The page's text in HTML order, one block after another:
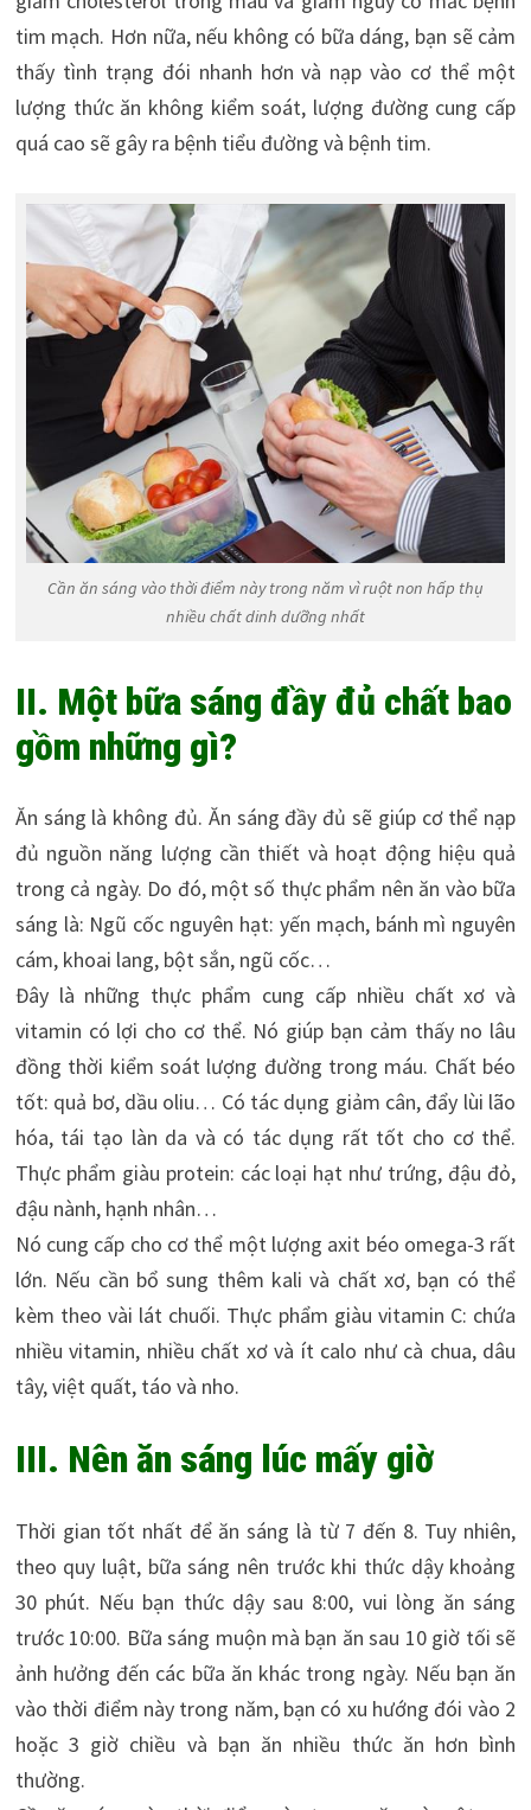
tim mạch. Hơn nữa, nếu không có bữa dáng, bạn sẽ cảm
thấy tình trạng đói nhanh hơn và nạp vào cơ thể một
lượng thức ăn không kiểm soát, lượng đường cung cấp
quá cao sẽ gây ra bệnh tiểu đường và bệnh tim.
Cần ăn sáng vào thời điểm này trong năm vì ruột non hấp thụ
nhiều chất dinh dưỡng nhất
II. Một bữa sáng đầy đủ chất bao
gồm những gì?
Ăn sáng là không đủ. Ăn sáng đầy đủ sẽ giúp cơ thể nạp
đủ nguồn năng lượng cần thiết và hoạt động hiệu quả
trong cả ngày. Do đó, một số thực phẩm nên ăn vào bữa
sáng là: Ngũ cốc nguyên hạt: yến mạch, bánh mì nguyên
cám, khoai lang, bột sắn, ngũ cốc…
Đây là những thực phẩm cung cấp nhiều chất xơ và
vitamin có lợi cho cơ thể. Nó giúp bạn cảm thấy no lâu
đồng thời kiểm soát lượng đường trong máu. Chất béo
tốt: quả bơ, dầu oliu… Có tác dụng giảm cân, đẩy lùi lão
hóa, tái tạo làn da và có tác dụng rất tốt cho cơ thể.
Thực phẩm giàu protein: các loại hạt như trứng, đậu đỏ,
đậu nành, hạnh nhân…
Nó cung cấp cho cơ thể một lượng axit béo omega-3 rất
lớn. Nếu cần bổ sung thêm kali và chất xơ, bạn có thể
kèm theo vài lát chuối. Thực phẩm giàu vitamin C: chứa
nhiều vitamin, nhiều chất xơ và ít calo như cà chua, dâu
tây, việt quất, táo và nho.
III. Nên ăn sáng lúc mấy giờ
Thời gian tốt nhất để ăn sáng là từ 7 đến 8. Tuy nhiên,
theo quy luật, bữa sáng nên trước khi thức dậy khoảng
30 phút. Nếu bạn thức dậy sau 8:00, vui lòng ăn sáng
trước 10:00. Bữa sáng muộn mà bạn ăn sau 10 giờ tối sẽ
ảnh hưởng đến các bữa ăn khác trong ngày. Nếu bạn ăn
vào thời điểm này trong năm, bạn có xu hướng đói vào 2
hoặc 3 giờ chiều và bạn ăn nhiều thức ăn hơn bình
thường.